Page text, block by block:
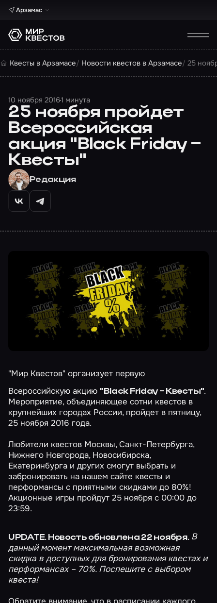
Арзамас
Квесты в Арзамасе Новости квестов в Арзамасе 25
10 ноября 20161 минута
25 ноября пройдет
Всероссийская
акция "Black Friday –
Квесты"
Редакция
"Мир Квестов" организует первую
Всероссийскую акцию "Black Friday – Квесты".
Мероприятие, объединяющее сотни квестов в
крупнейших городах России, пройдет в пятницу,
25 ноября 2016 года.
Любители квестов Москвы,Санкт-Петербурга,
Нижнего Новгорода, Новосибирска,
Екатеринбурга и других смогут выбрать и
забронировать на нашем сайте квесты и
перформансы с приятными скидками до 80%!
Акционные игры пройдут 25 ноября с 00:00 до
23:59.
UPDATE. Новость обновлена 22 ноября. В
данный момент максимальная возможная
скидка в доступных для бронирования квестах и
перформансах – 70%. Поспешите с выбором
квеста!
Обратите внимание, что в расписании каждого